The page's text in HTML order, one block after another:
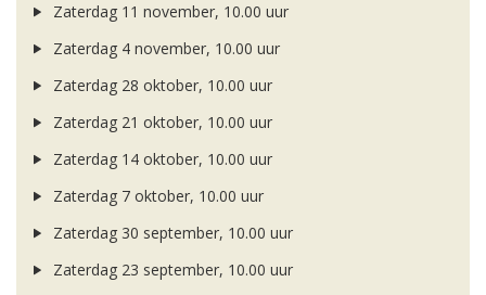
Zaterdag 11 november, 10.00 uur
Zaterdag 4 november, 10.00 uur
Zaterdag 28 oktober, 10.00 uur
Zaterdag 21 oktober, 10.00 uur
Zaterdag 14 oktober, 10.00 uur
Zaterdag 7 oktober, 10.00 uur
Zaterdag 30 september, 10.00 uur
Zaterdag 23 september, 10.00 uur